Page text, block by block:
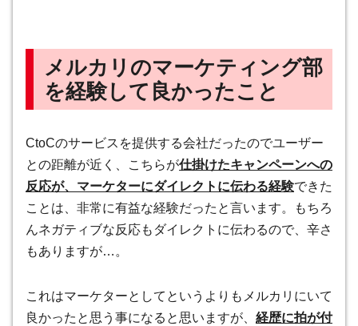
メルカリのマーケティング部
を経験して良かったこと
CtoCのサービスを提供する会社だったのでユーザー
との距離が近く、こちらが仕掛けたキャンペーンへの
反応が、マーケターにダイレクトに伝わる経験できた
ことは、非常に有益な経験だったと言います。もちろ
んネガティブな反応もダイレクトに伝わるので、辛さ
もありますが…。
これはマーケターとしてというよりもメルカリにいて
良かったと思う事になると思いますが、 経歴に拍が付